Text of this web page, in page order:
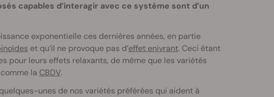
capables d’interagir avec ce système sont d’un
exponentielle ces dernières années, en partie
et qu’il ne provoque pas d’effet enivrant. Ceci étant
pour leurs effets relaxants, de même que les variétés
la CBDV.
unes de nos variétés préférées qui aident à